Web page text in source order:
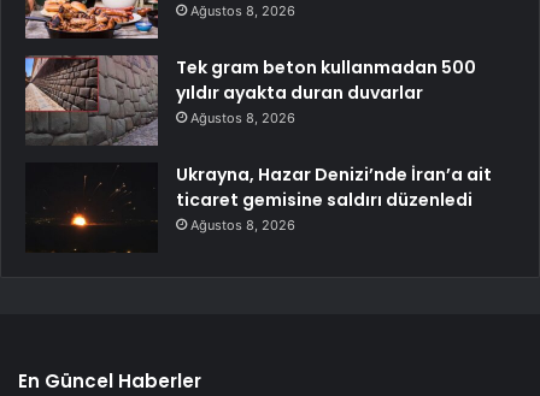
Ağustos 8, 2026
Tek gram beton kullanmadan 500
yıldır ayakta duran duvarlar
Ağustos 8, 2026
Ukrayna, Hazar Denizi’nde İran’a ait
ticaret gemisine saldırı düzenledi
Ağustos 8, 2026
En Güncel Haberler